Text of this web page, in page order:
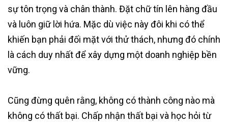
sự tôn trọng và chân thành. Đặt chữ tín lên hàng đầu
và luôn giữ lời hứa. Mặc dù việc này đôi khi có thể
khiến bạn phải đối mặt với thử thách, nhưng đó chính
là cách duy nhất để xây dựng một doanh nghiệp bền
vững.
Cũng đừng quên rằng, không có thành công nào mà
không có thất bại. Chấp nhận thất bại và học hỏi từ